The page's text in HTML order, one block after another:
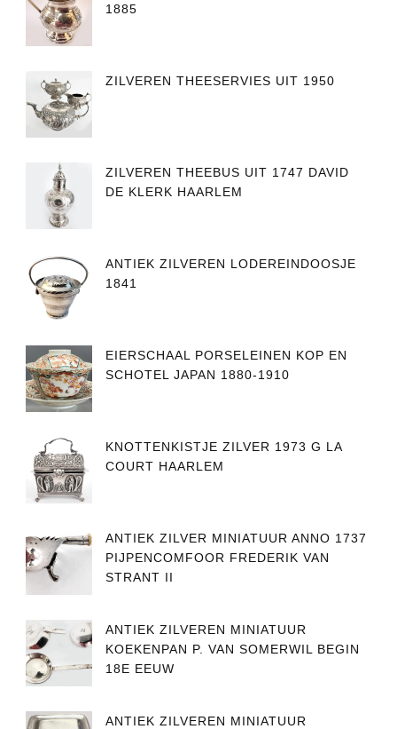
1885
ZILVEREN THEESERVIES UIT 1950
ZILVEREN THEEBUS UIT 1747 DAVID
DE KLERK HAARLEM
ANTIEK ZILVEREN LODEREINDOOSJE
1841
EIERSCHAAL PORSELEINEN KOP EN
SCHOTEL JAPAN 1880-1910
KNOTTENKISTJE ZILVER 1973 G LA
COURT HAARLEM
ANTIEK ZILVER MINIATUUR ANNO 1737
PIJPENCOMFOOR FREDERIK VAN
STRANT II
ANTIEK ZILVEREN MINIATUUR
KOEKENPAN P. VAN SOMERWIL BEGIN
18E EEUW
ANTIEK ZILVEREN MINIATUUR